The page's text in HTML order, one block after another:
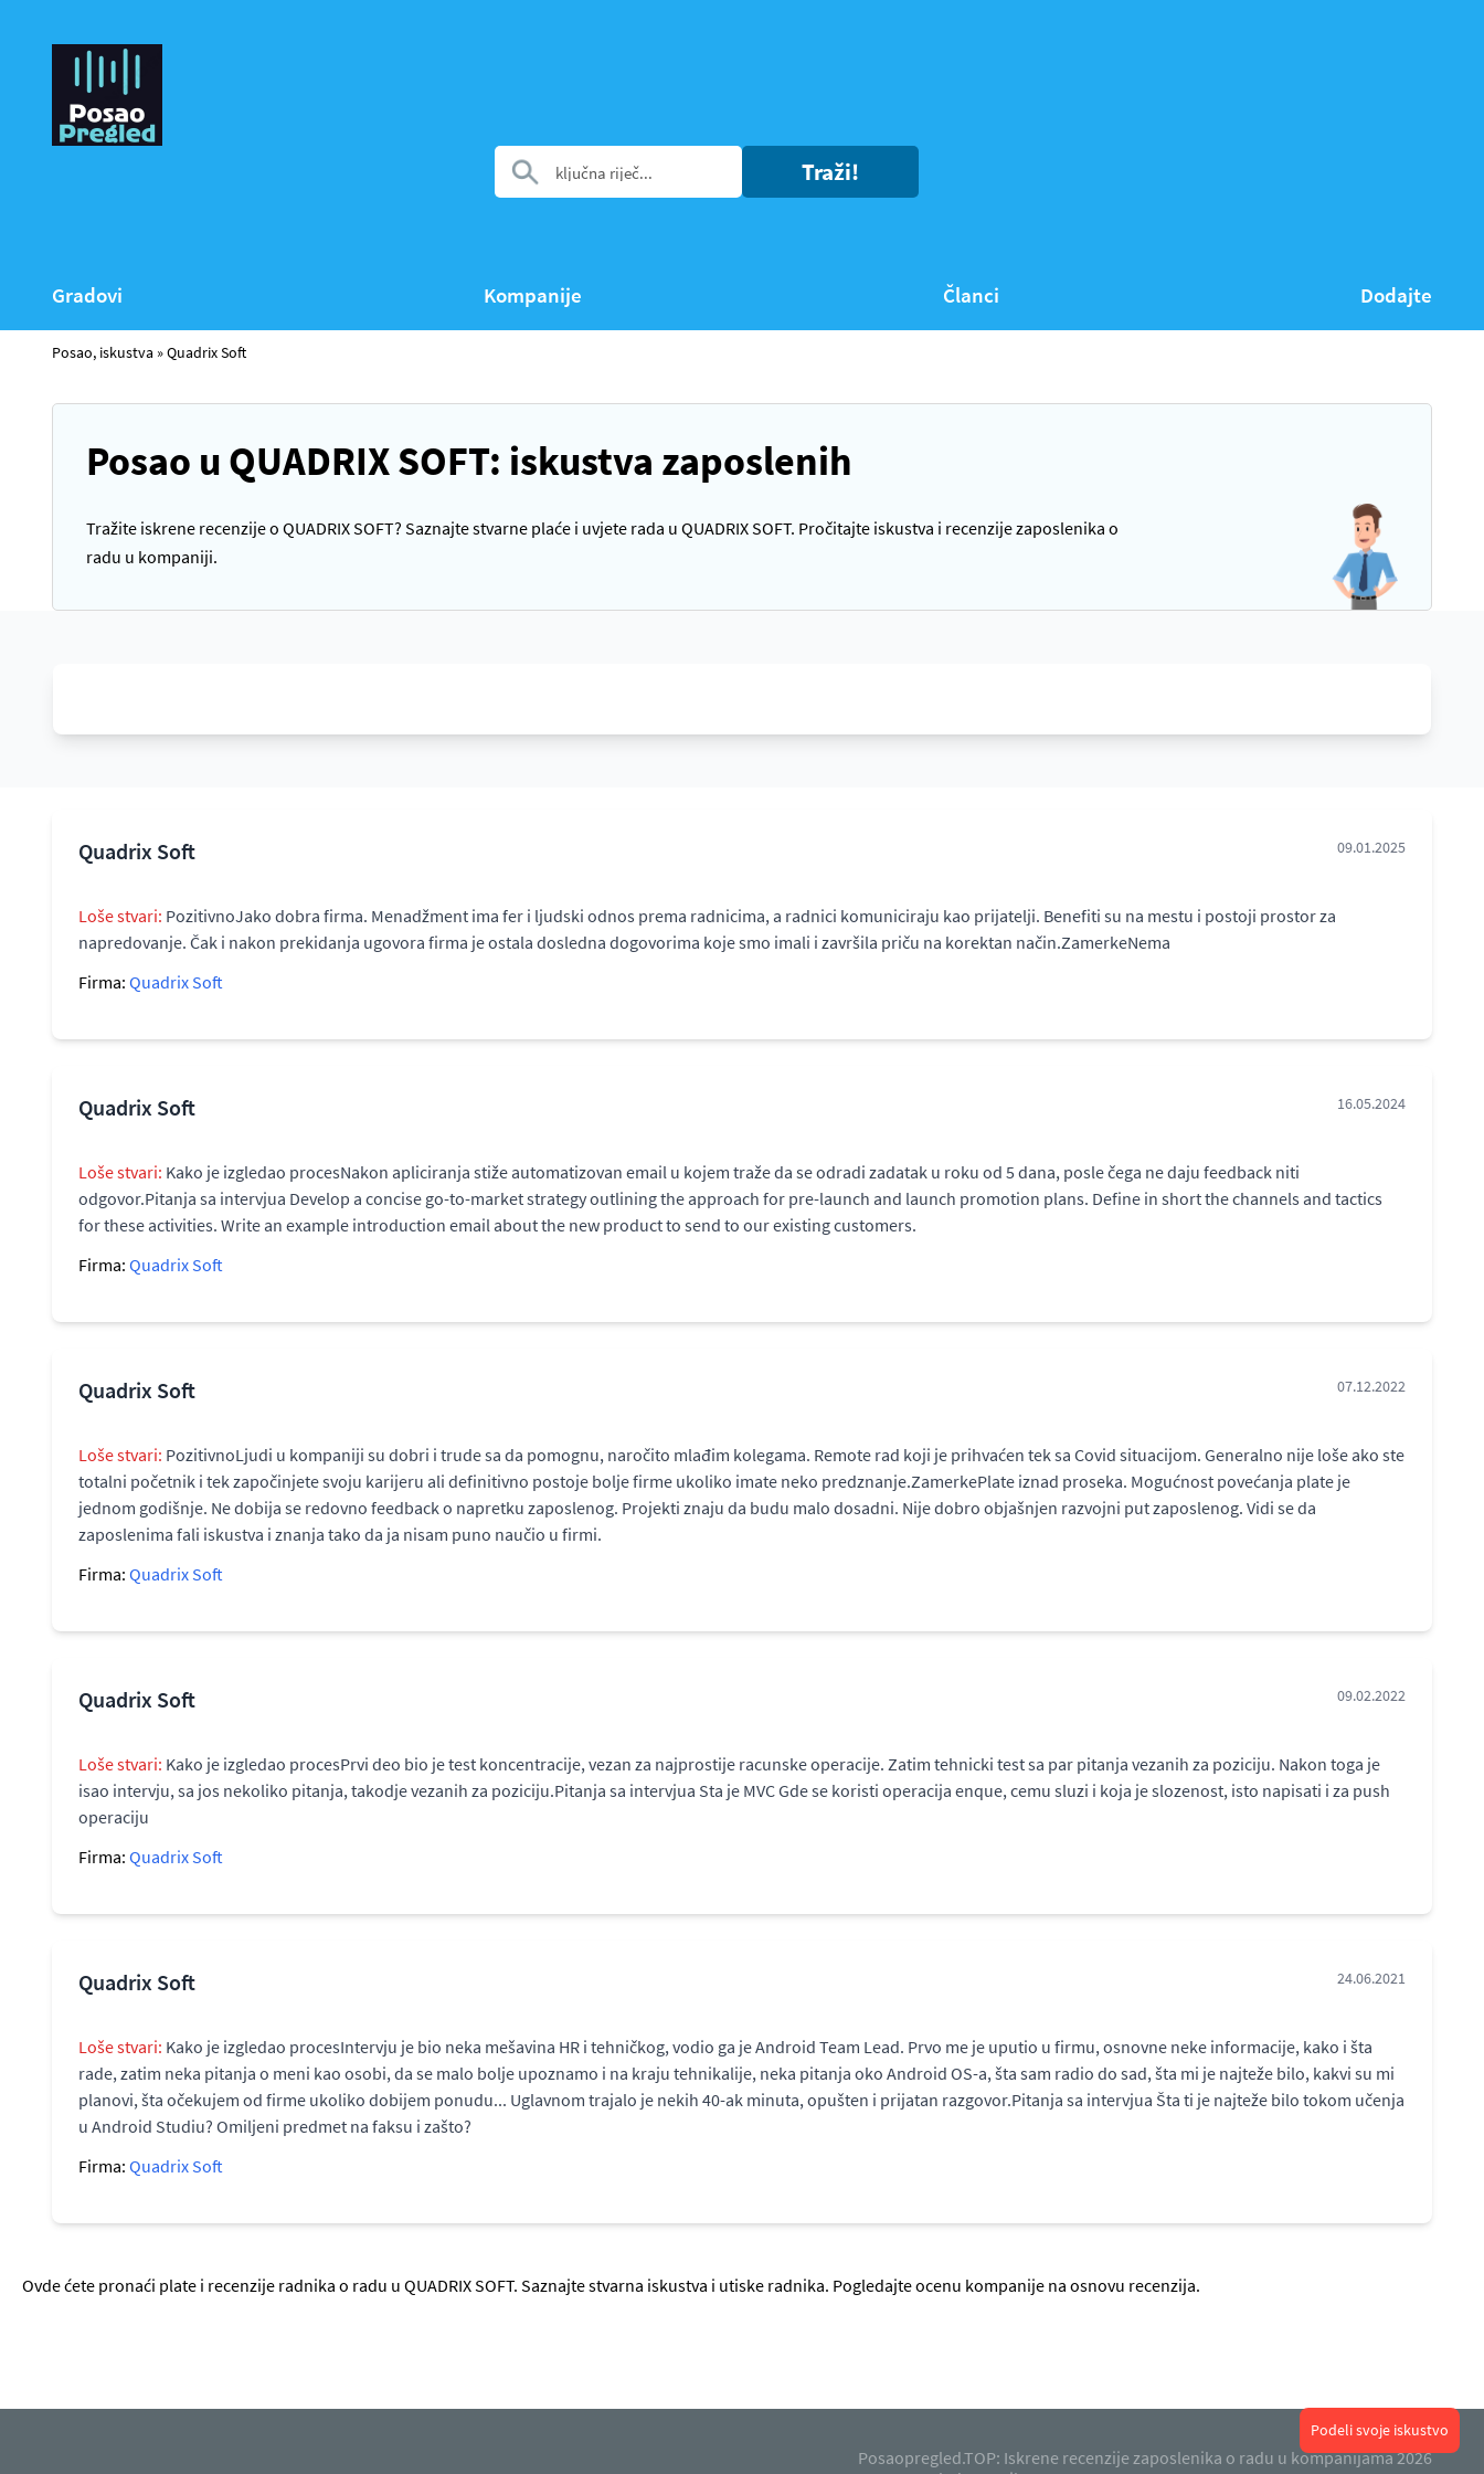
Traži!
Gradovi Kompanije Članci Dodajte
Posao, iskustva »Quadrix Soft
Posao u QUADRIX SOFT: iskustva zaposlenih
Tražite iskrene recenzije o QUADRIX SOFT? Saznajte stvarne plaće i uvjete rada u QUADRIX SOFT. Pročitajte iskustva i recenzije zaposlenika o
radu u kompaniji.
Quadrix Soft 09.01.2025
Loše stvari: PozitivnoJako dobra firma. Menadžment ima fer i ljudski odnos prema radnicima, a radnici komuniciraju kao prijatelji. Benefiti su na mestu i postoji prostor za
napredovanje. Čak i nakon prekidanja ugovora firma je ostala dosledna dogovorima koje smo imali i završila priču na korektan način.ZamerkeNema
Firma: Quadrix Soft
Quadrix Soft 16.05.2024
Loše stvari: Kako je izgledao procesNakon apliciranja stiže automatizovan email u kojem traže da se odradi zadatak u roku od 5 dana, posle čega ne daju feedback niti
odgovor.Pitanja sa intervjua Develop a concise go-to-market strategy outlining the approach for pre-launch and launch promotion plans. Define in short the channels and tactics
for these activities. Write an example introduction email about the new product to send to our existing customers.
Firma: Quadrix Soft
Quadrix Soft 07.12.2022
Loše stvari: PozitivnoLjudi u kompaniji su dobri i trude sa da pomognu, naročito mlađim kolegama. Remote rad koji je prihvaćen tek sa Covid situacijom. Generalno nije loše ako ste
totalni početnik i tek započinjete svoju karijeru ali definitivno postoje bolje firme ukoliko imate neko predznanje.ZamerkePlate iznad proseka. Mogućnost povećanja plate je
jednom godišnje. Ne dobija se redovno feedback o napretku zaposlenog. Projekti znaju da budu malo dosadni. Nije dobro objašnjen razvojni put zaposlenog. Vidi se da
zaposlenima fali iskustva i znanja tako da ja nisam puno naučio u firmi.
Firma: Quadrix Soft
Quadrix Soft 09.02.2022
Loše stvari: Kako je izgledao procesPrvi deo bio je test koncentracije, vezan za najprostije racunske operacije. Zatim tehnicki test sa par pitanja vezanih za poziciju. Nakon toga je
isao intervju, sa jos nekoliko pitanja, takodje vezanih za poziciju.Pitanja sa intervjua Sta je MVC Gde se koristi operacija enque, cemu sluzi i koja je slozenost, isto napisati i za push
operaciju
Firma: Quadrix Soft
Quadrix Soft 24.06.2021
Loše stvari: Kako je izgledao procesIntervju je bio neka mešavina HR i tehničkog, vodio ga je Android Team Lead. Prvo me je uputio u firmu, osnovne neke informacije, kako i šta
rade, zatim neka pitanja o meni kao osobi, da se malo bolje upoznamo i na kraju tehnikalije, neka pitanja oko Android OS-a, šta sam radio do sad, šta mi je najteže bilo, kakvi su mi
planovi, šta očekujem od firme ukoliko dobijem ponudu... Uglavnom trajalo je nekih 40-ak minuta, opušten i prijatan razgovor.Pitanja sa intervjua Šta ti je najteže bilo tokom učenja
u Android Studiu? Omiljeni predmet na faksu i zašto?
Firma: Quadrix Soft
Ovde ćete pronaći plate i recenzije radnika o radu u QUADRIX SOFT. Saznajte stvarna iskustva i utiske radnika. Pogledajte ocenu kompanije na osnovu recenzija.
Podeli svoje iskustvo
Posaopregled.TOP: Iskrene recenzije zaposlenika o radu u kompanijama 2026